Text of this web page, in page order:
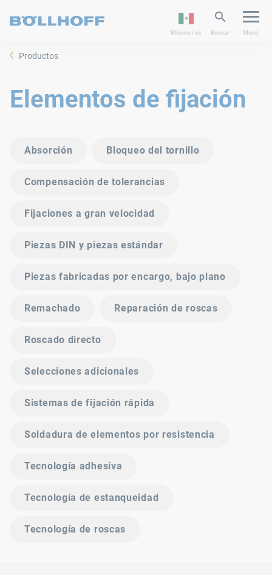
México | es Buscar Menú
Productos
Elementos de fijación
Absorción Bloqueo del tornillo
Compensación de tolerancias
Fijaciones a gran velocidad
Piezas DIN y piezas estándar
Piezas fabricadas por encargo, bajo plano
Remachado Reparación de roscas
Roscado directo
Selecciones adicionales
Sistemas de fijación rápida
Soldadura de elementos por resistencia
Tecnología adhesiva
Tecnología de estanqueidad
Tecnología de roscas